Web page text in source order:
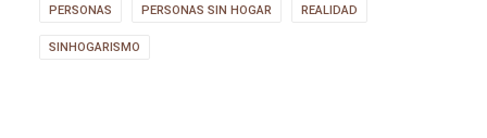
PERSONAS PERSONAS SIN HOGAR REALIDAD
SINHOGARISMO